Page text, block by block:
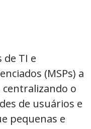
TI e
(MSPs) a
o
de usuários e
pequenas e